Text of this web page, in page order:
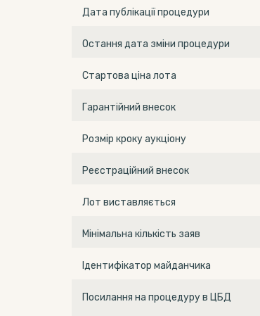
Дата публікації процедури
Остання дата зміни процедури
Стартова ціна лота
Гарантійний внесок
Розмір кроку аукціону
Реєстраційний внесок
Лот виставляється
Мінімальна кількість заяв
Ідентифікатор майданчика
Посилання на процедуру в ЦБД